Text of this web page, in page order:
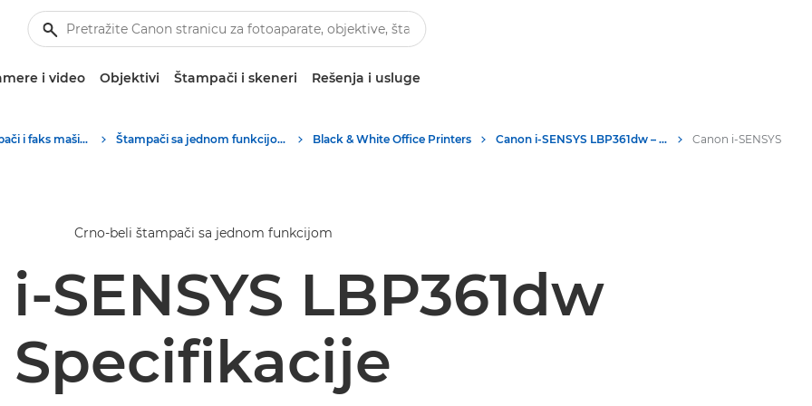
i video Objektivi Štampači i skeneri Rešenja i usluge
Poslovni štampači i faks mašine Štampači sa jednom funkcijom Black & White Office Printers Canon i-SENSYS LBP361dw – štampači sa jednom funkcijom
Crno-beli štampači sa jednom funkcijom
SENSYS LBP361dw
Specifikacije